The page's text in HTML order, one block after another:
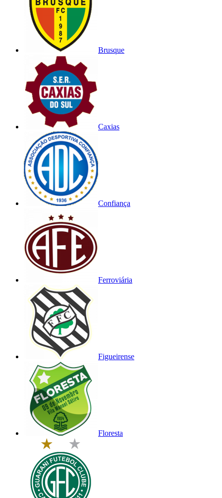
Brusque
Caxias
Confiança
Ferroviária
Figueirense
Floresta